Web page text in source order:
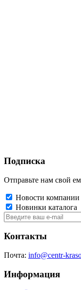
Подписка
Отправьте нам свой
Новости компании
Новинки каталога
Контакты
Почта: info@centr-
Информация